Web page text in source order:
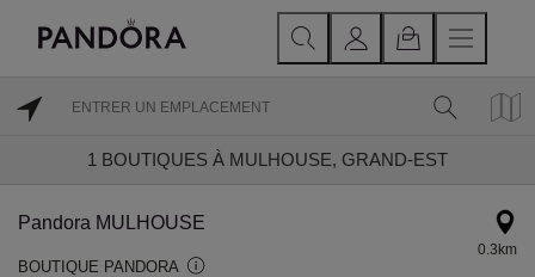
1 BOUTIQUES À MULHOUSE, GRAND-EST
Pandora MULHOUSE
BOUTIQUE PANDORA
0.3km